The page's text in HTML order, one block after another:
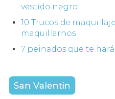
vestido negro
10 Trucos de
maquillarnos
7 peinados que te
San Valentin